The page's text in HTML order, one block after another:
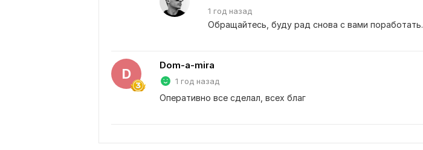
1 год назад
Обращайтесь, буду рад снова с вами поработать.
D
Dom-a-mira
1 год назад
Оперативно все сделал, всех благ